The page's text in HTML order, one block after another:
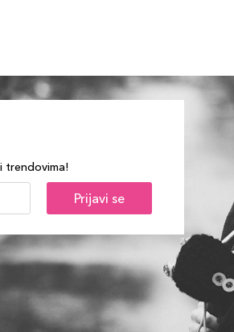
trendovima!
Prijavi se